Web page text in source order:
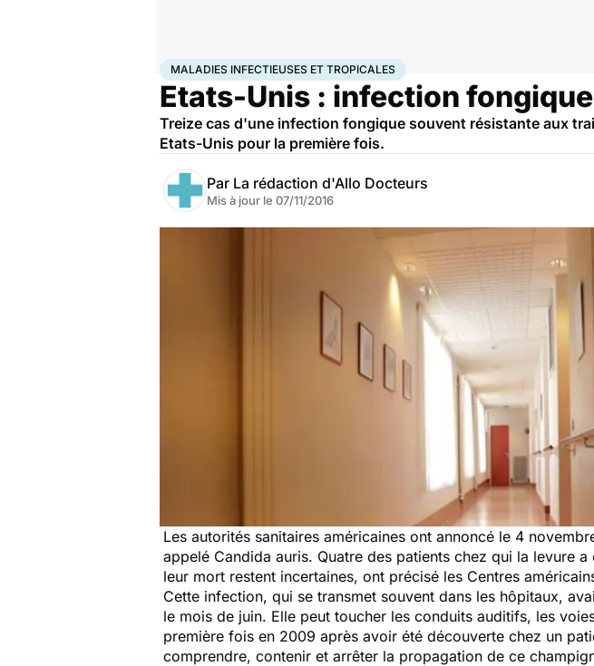
AccueilSanté MaladiesMaladies infectieusesMaladies infectieuses et tropicales
MALADIES INFECTIEUSES ET TROPICALES
Etats-Unis : infection
Treize cas d'une infection fongique souvent résistante aux
Etats-Unis pour la première fois.
Par La rédaction d'Allo Docteurs
Mis à jour le 07/11/2016
Les autorités sanitaires américaines ont annoncé le 4
appelé Candida auris. Quatre des patients chez qui la levure
leur mort restent incertaines, ont précisé les Centres
Cette infection, qui se transmet souvent dans les hôpitaux,
le mois de juin. Elle peut toucher les conduits auditifs, les
première fois en 2009 après avoir été découverte chez un
comprendre, contenir et arrêter la propagation de ce